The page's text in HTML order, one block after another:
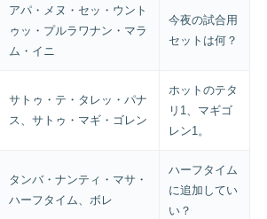
アパ・メヌ・セッ・ウント
ゥッ・プルラワナン・マラ
ム・イニ
今夜の試合用
セットは何？
サトゥ・テ・タレッ・パナ
ス、サトゥ・マギ・ゴレン
ホットのテタ
リ1、マギゴ
レン1。
タンバ・ナンティ・マサ・
ハーフタイム、ボレ
ハーフタイム
に追加してい
い？